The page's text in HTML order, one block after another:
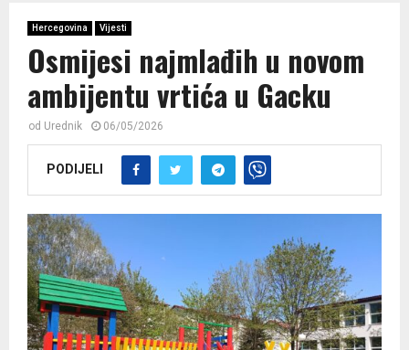
Hercegovina Vijesti
Osmijesi najmlađih u novom
ambijentu vrtića u Gacku
od Urednik 06/05/2026
PODIJELI